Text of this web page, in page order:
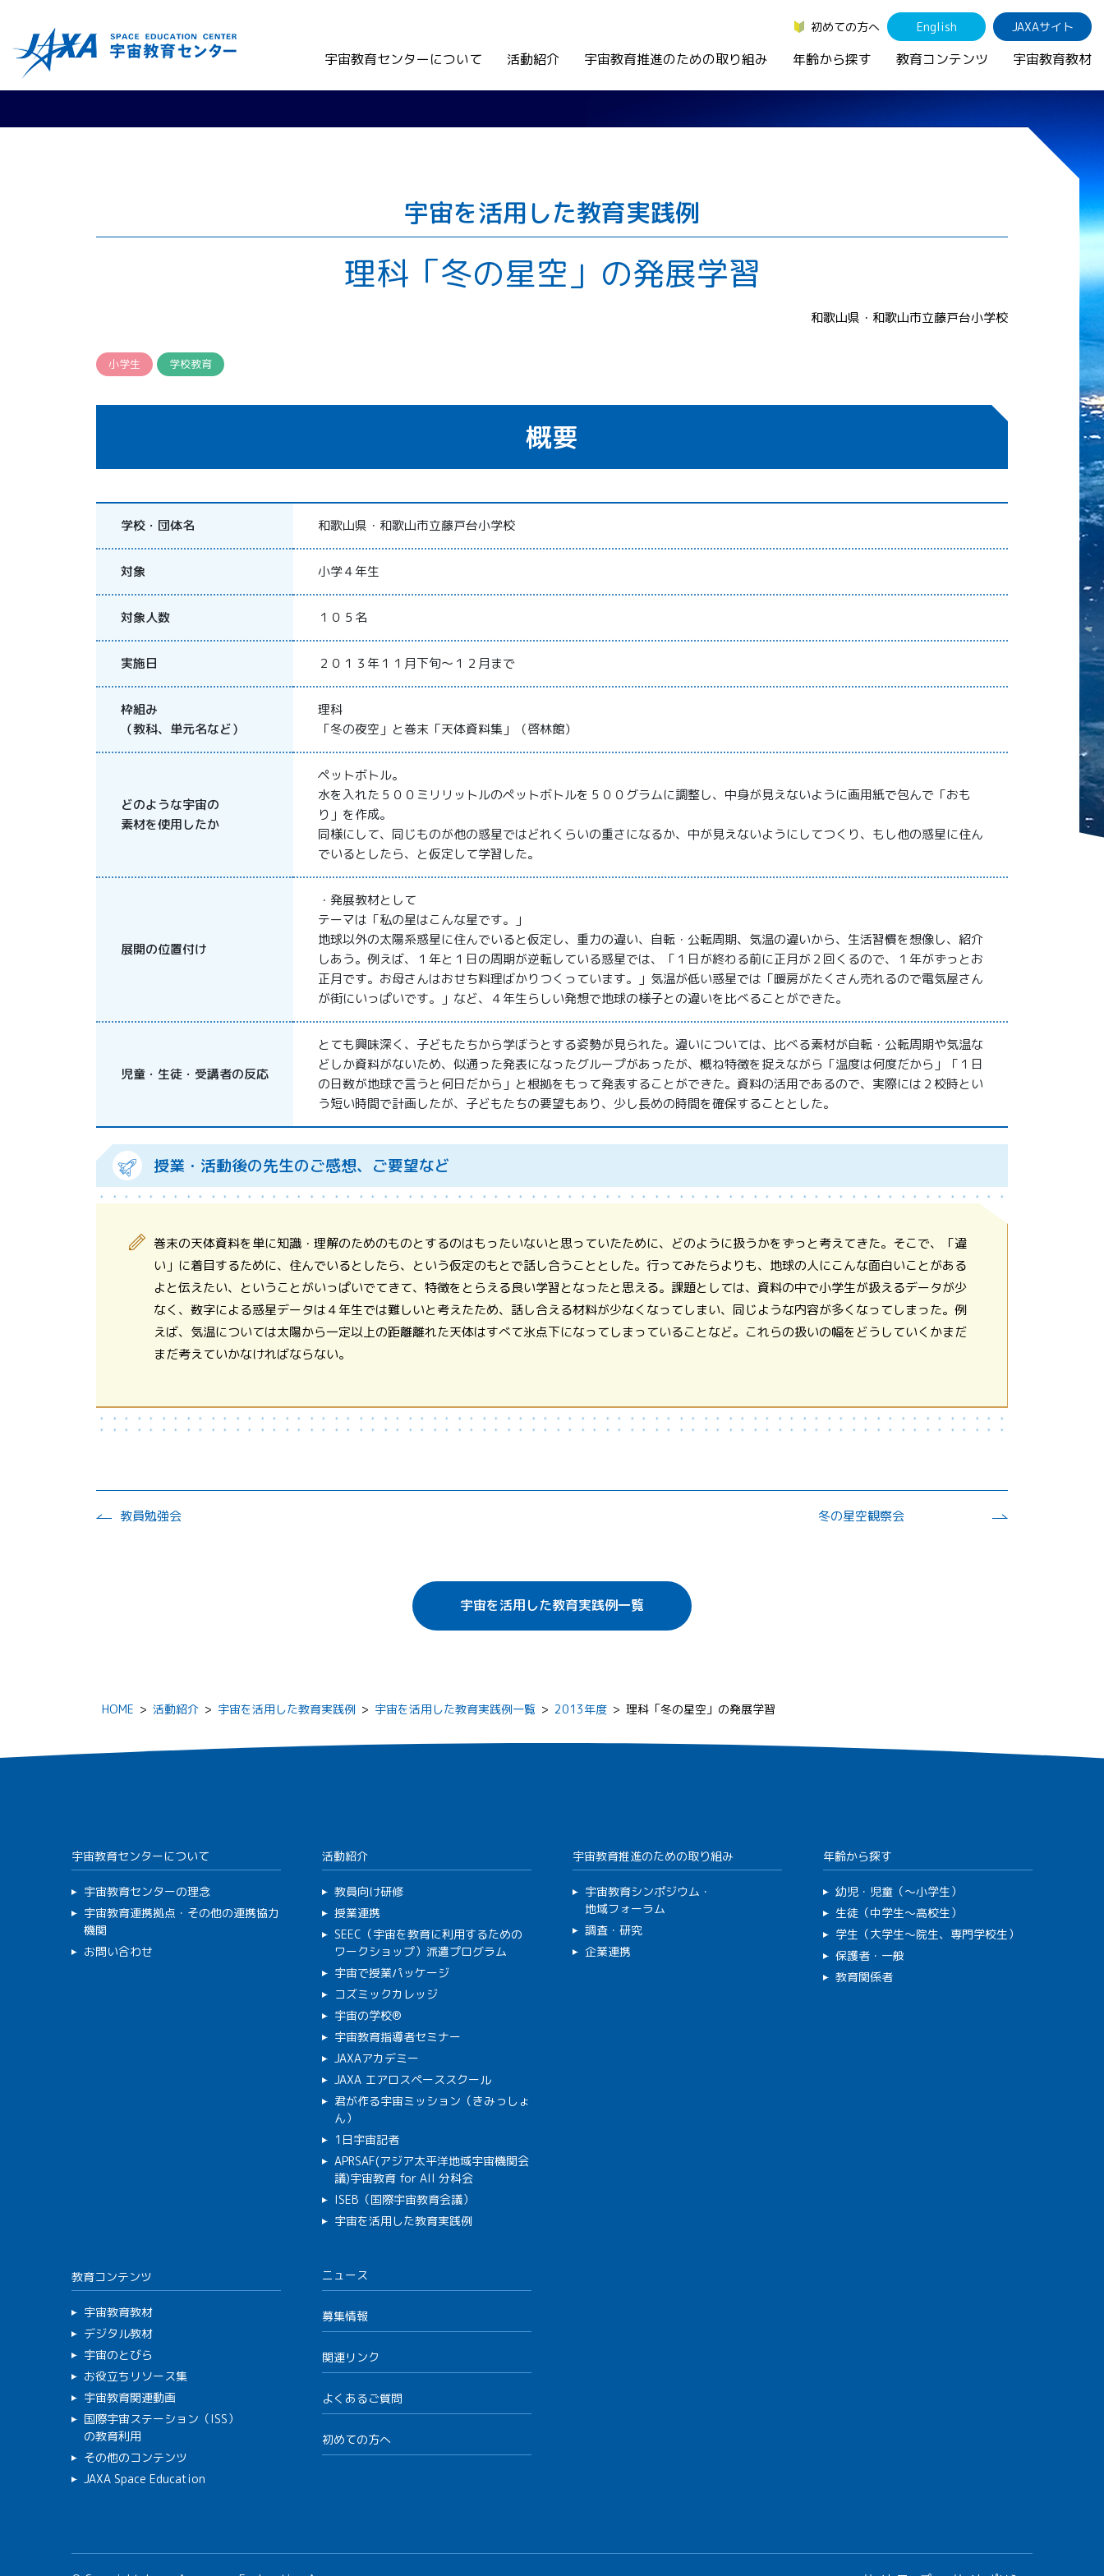
初めての方へ English JAXAサイト
宇宙教育センターについて 活動紹介 宇宙教育推進のための取り組み 年齢から探す 教育コンテンツ 宇宙教育教材
宇宙を活用した教育実践例
理科「冬の星空」の発展学習
和歌山県・和歌山市立藤戸台小学校
小学生 学校教育
概要
学校・団体名 和歌山県・和歌山市立藤戸台小学校
対象 小学４年生
対象人数 １０５名
実施日 ２０１３年１１月下旬～１２月まで
枠組み
（教科、単元名など）
理科
「冬の夜空」と巻末「天体資料集」（啓林館）
どのような宇宙の
素材を使用したか
ペットボトル。
水を入れた５００ミリリットルのペットボトルを５００グラムに調整し、中身が見えないように画用紙で包んで「おも
り」を作成。
同様にして、同じものが他の惑星ではどれくらいの重さになるか、中が見えないようにしてつくり、もし他の惑星に住ん
でいるとしたら、と仮定して学習した。
展開の位置付け
・発展教材として
テーマは「私の星はこんな星です。」
地球以外の太陽系惑星に住んでいると仮定し、重力の違い、自転・公転周期、気温の違いから、生活習慣を想像し、紹介
しあう。例えば、１年と１日の周期が逆転している惑星では、「１日が終わる前に正月が２回くるので、１年がずっとお
正月です。お母さんはおせち料理ばかりつくっています。」気温が低い惑星では「暖房がたくさん売れるので電気屋さん
が街にいっぱいです。」など、４年生らしい発想で地球の様子との違いを比べることができた。
児童・生徒・受講者の反応
とても興味深く、子どもたちから学ぼうとする姿勢が見られた。違いについては、比べる素材が自転・公転周期や気温な
どしか資料がないため、似通った発表になったグループがあったが、概ね特徴を捉えながら「温度は何度だから」「１日
の日数が地球で言うと何日だから」と根拠をもって発表することができた。資料の活用であるので、実際には２校時とい
う短い時間で計画したが、子どもたちの要望もあり、少し長めの時間を確保することとした。
授業・活動後の先生のご感想、ご要望など
巻末の天体資料を単に知識・理解のためのものとするのはもったいないと思っていたために、どのように扱うかをずっと考えてきた。そこで、「違
い」に着目するために、住んでいるとしたら、という仮定のもとで話し合うこととした。行ってみたらよりも、地球の人にこんな面白いことがある
よと伝えたい、ということがいっぱいでてきて、特徴をとらえる良い学習となったと思える。課題としては、資料の中で小学生が扱えるデータが少
なく、数字による惑星データは４年生では難しいと考えたため、話し合える材料が少なくなってしまい、同じような内容が多くなってしまった。例
えば、気温については太陽から一定以上の距離離れた天体はすべて氷点下になってしまっていることなど。これらの扱いの幅をどうしていくかまだ
まだ考えていかなければならない。
教員勉強会 冬の星空観察会
宇宙を活用した教育実践例一覧
HOME > 活動紹介 > 宇宙を活用した教育実践例 > 宇宙を活用した教育実践例一覧 > 2013年度 > 理科「冬の星空」の発展学習
宇宙教育センターについて
宇宙教育センターの理念
宇宙教育連携拠点・その他の連携協力
機関
お問い合わせ
活動紹介
教員向け研修
授業連携
SEEC（宇宙を教育に利用するための
ワークショップ）派遣プログラム
宇宙で授業パッケージ
コズミックカレッジ
宇宙の学校®
宇宙教育指導者セミナー
JAXAアカデミー
JAXA エアロスペーススクール
君が作る宇宙ミッション（きみっしょ
ん）
1日宇宙記者
APRSAF(アジア太平洋地域宇宙機関会
議)宇宙教育 for All 分科会
ISEB（国際宇宙教育会議）
宇宙を活用した教育実践例
宇宙教育推進のための取り組み
宇宙教育シンポジウム・
地域フォーラム
調査・研究
企業連携
年齢から探す
幼児・児童（～小学生）
生徒（中学生～高校生）
学生（大学生～院生、専門学校生）
保護者・一般
教育関係者
教育コンテンツ
宇宙教育教材
デジタル教材
宇宙のとびら
お役立ちリソース集
宇宙教育関連動画
国際宇宙ステーション（ISS）
の教育利用
その他のコンテンツ
JAXA Space Education
ニュース
募集情報
関連リンク
よくあるご質問
初めての方へ